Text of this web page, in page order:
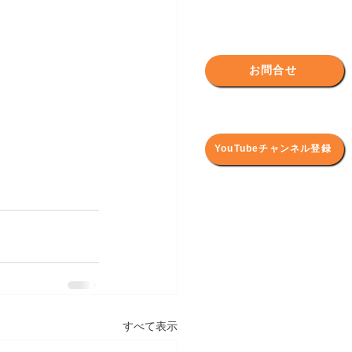
YouTubeチャンネル登録
お問合せ
すべて表示